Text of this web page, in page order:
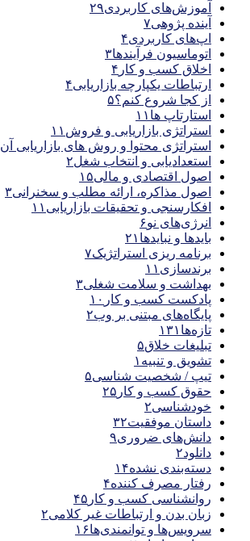
آموزش‌های کاربردی۲۹
آینده پژوهی۷
اپ‌های کاربردی۴
اتوماسیون فرآیندها۳
اخلاق کسب و کار ۴
ارتباطات یکپارچه بازاریابی۴
از کجا شروع کنم؟۵
استارتاپ ها ۱۱
استراتژی بازاریابی و فروش ۱۱
استراتژی محتوا و روش های بازاریابی آن
استعدادیابی و انتخاب شغل۲
اصول اقتصادی و مالی۱۵
اصول مذاکره، ارائه مطلب و سخنرانی۳
افکارسنجی و تحقیقات بازاریابی ۱۱
انرژی‌های نو۶
بایدها و نبایدها ۲۱
برنامه ریزی استراتژیک۷
برندسازی ۱۱
بهداشت و سلامت شغلی۳
پادکست کسب و کار ۱۰
پایگاه‌های مبتنی بر وب۲
تازه‌ها ۱۳۱
تبلیغات خلاق۵
تشویق و تنبیه ۱
تیپ / شخصیت شناسی۵
حقوق کسب و کار ۲۵
خودشناسی۲
داستان موفقیت۳۲
دانش‌های ضروری۹
دانلود۲
دسته‌بندی نشده۱۴
رفتار مصرف کننده۴
روانشناسی کسب و کار ۴۵
زبان بدن و ارتباطات غیر کلامی۲
سرویس‌ها و توانمندی‌ها۱۶